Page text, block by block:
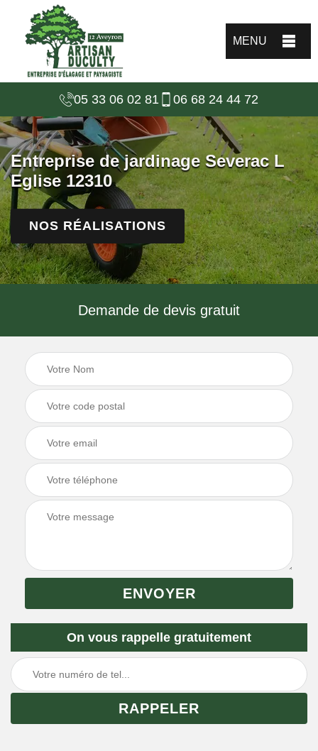
MENU
05 33 06 02 81 06 68 24 44 72
Entreprise de jardinage Severac L
Eglise 12310
NOS RÉALISATIONS
Demande de devis gratuit
On vous rappelle gratuitement